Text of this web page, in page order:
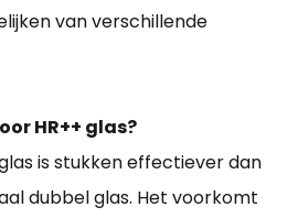
van verschillende
HR++ glas?
is stukken effectiever dan
dubbel glas. Het voorkomt